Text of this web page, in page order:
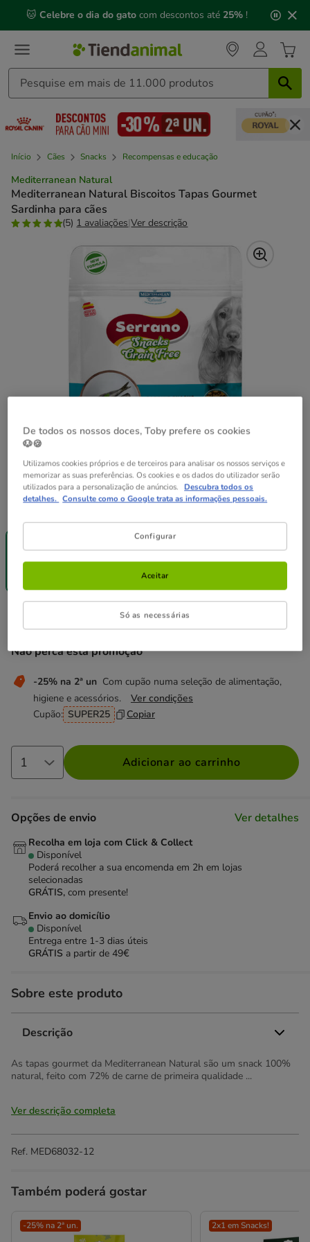
mensagem,
🐱 Celebre o dia do gato com descontos até 25% !
Início Cães Snacks Recompensas e educação
Mediterranean Natural
Mediterranean Natural Biscoitos Tapas Gourmet
Sardinha para cães
(5) 1 avaliações|Ver descrição
Peso:190 g
190 g
3.99€
Não perca esta promoção
-25% na 2ª un Com cupão numa seleção de alimentação,
higiene e acessórios.
Ver condições
Cupão: SUPER25 Copiar
Preço 3.99€, 21.00 EUR por kg
Adicionar ao carrinho
Opções de envio Ver detalhes
Recolha em loja com Click & Collect
Disponível
Poderá recolher a sua encomenda em 2h em lojas
selecionadas
GRÁTIS, com presente!
Envio ao domicílio
Disponível
Entrega entre 1-3 dias úteis
GRÁTIS a partir de 49€
Sobre este produto
Descrição
As tapas gourmet da Mediterranean Natural são um snack 100%
natural, feito com 72% de carne de primeira qualidade ...
Ver descrição completa
Ref. MED68032-12
Também poderá gostar
-25% na 2ª un. 2x1 em Snacks!
De todos os nossos doces, Toby prefere os cookies
🐶🍪
Utilizamos cookies próprios e de terceiros para analisar os nossos serviços e
memorizar as suas preferências. Os cookies e os dados do utilizador serão
utilizados para a personalização de anúncios. Descubra todos os
detalhes. Consulte como o Google trata as informações pessoais.
Configurar
Só as necessárias
Aceitar